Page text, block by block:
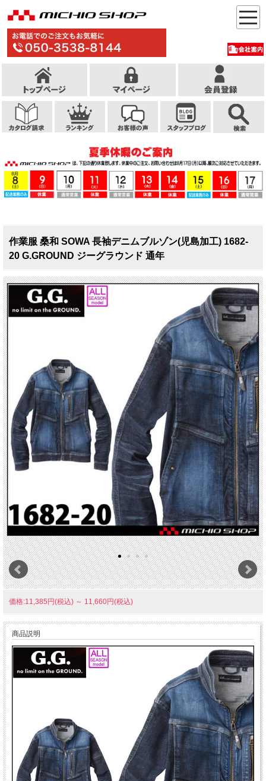
作業服 桑和 SOWA 長袖デニムブルゾン(児島加工) 1682-
20 G.GROUND ジーグラウンド 通年
価格:11,385円(税込) ～ 11,660円(税込)
商品説明